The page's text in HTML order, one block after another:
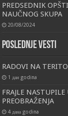
PREDSEDNIK
NAUČNOG SKUPA
20/08/2024
Poslednje vesti
RADOVI NA
1 дан godina
FRAJLE
PREOBRAŽENJA
4 дана godina